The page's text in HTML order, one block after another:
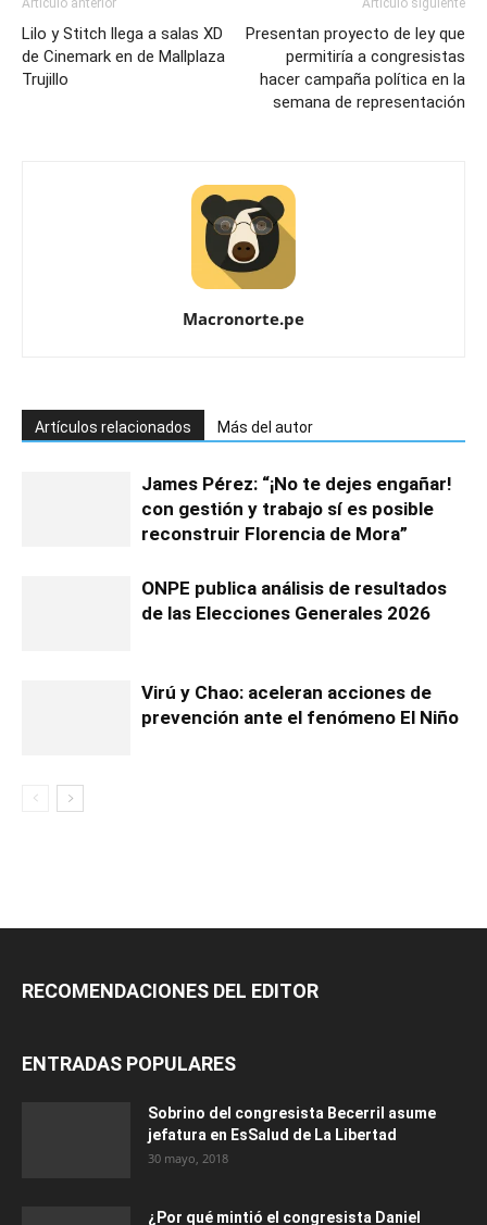
Artículo anterior
Lilo y Stitch llega a salas XD
de Cinemark en de Mallplaza
Trujillo
Artículo siguiente
Presentan proyecto de ley que
permitiría a congresistas
hacer campaña política en la
semana de representación
Macronorte.pe
Artículos relacionados Más del autor
James Pérez: “¡No te dejes engañar!
con gestión y trabajo sí es posible
reconstruir Florencia de Mora”
ONPE publica análisis de resultados
de las Elecciones Generales 2026
Virú y Chao: aceleran acciones de
prevención ante el fenómeno El Niño
RECOMENDACIONES DEL EDITOR
ENTRADAS POPULARES
Sobrino del congresista Becerril asume
jefatura en EsSalud de La Libertad
30 mayo, 2018
¿Por qué mintió el congresista Daniel